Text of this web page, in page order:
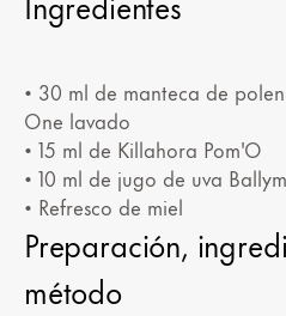
• 30 ml de manteca de
One lavado
• 15 ml de Killahora Pom'O
• 10 ml de jugo de uva
• Refresco de miel
Preparación,
método